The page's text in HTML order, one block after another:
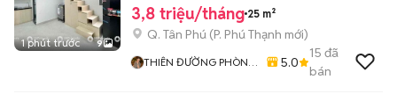
1 phút trước 9
3,8 triệu/tháng 25 m²
Q. Tân Phú (P. Phú Thạnh mới)
THIÊN ĐƯỜNG PHÒNG
5.0
15 đã
bán